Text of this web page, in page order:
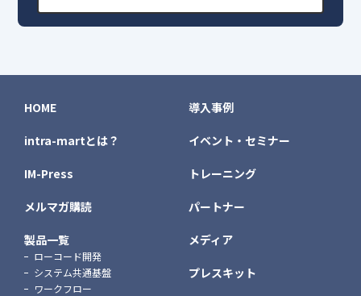
HOME
intra-martとは？
IM-Press
メルマガ購読
製品一覧
ローコード開発
システム共通基盤
ワークフロー
導入事例
イベント・セミナー
トレーニング
パートナー
メディア
プレスキット